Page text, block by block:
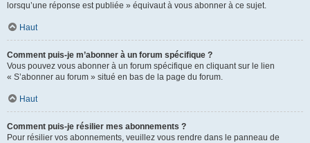
lorsqu’une réponse est publiée » équivaut à vous abonner à ce sujet.
Haut
Comment puis-je m’abonner à un forum spécifique ?
Vous pouvez vous abonner à un forum spécifique en cliquant sur le lien
« S’abonner au forum » situé en bas de la page du forum.
Haut
Comment puis-je résilier mes abonnements ?
Pour résilier vos abonnements, veuillez vous rendre dans le panneau de